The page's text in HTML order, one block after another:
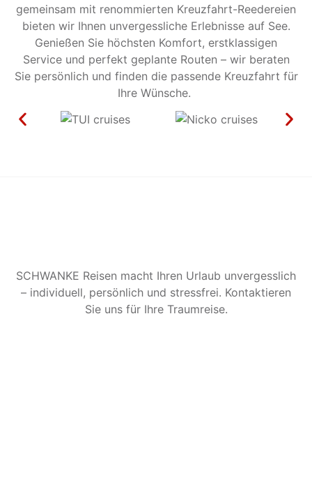
gemeinsam mit renommierten Kreuzfahrt-Reedereien
bieten wir Ihnen unvergessliche Erlebnisse auf See.
Genießen Sie höchsten Komfort, erstklassigen
Service und perfekt geplante Routen – wir beraten
Sie persönlich und finden die passende Kreuzfahrt für
Ihre Wünsche.
SCHWANKE Reisen macht Ihren Urlaub unvergesslich
– individuell, persönlich und stressfrei. Kontaktieren
Sie uns für Ihre Traumreise.